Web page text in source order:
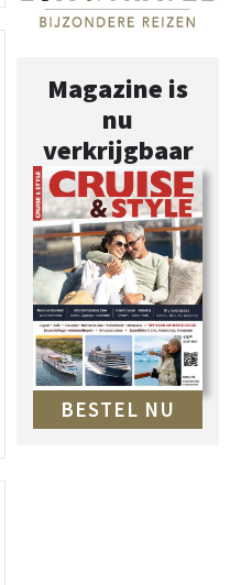
Magazine is
nu
verkrijgbaar
BESTEL NU